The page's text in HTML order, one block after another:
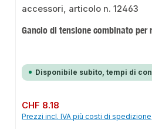
Gancio di tensione combinato per
Disponibile subito, tempi di
Prezzo normale:
CHF 8.18
Prezzi incl. IVA più costi di spedizione